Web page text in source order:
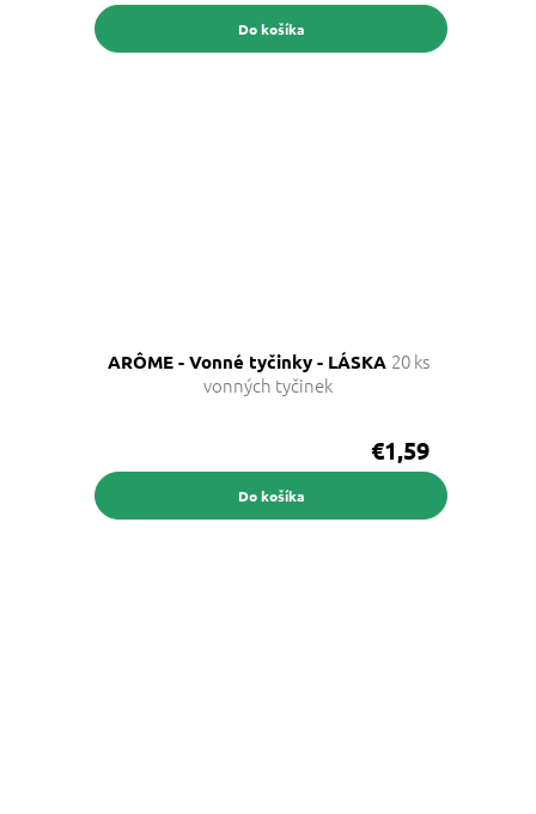
Do košíka
ARÔME - Vonné tyčinky - LÁSKA 20 ks
vonných tyčinek
€1,59
Do košíka